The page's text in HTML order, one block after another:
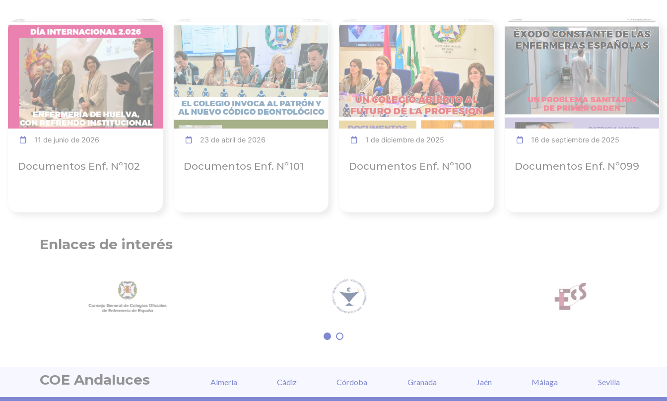
11 de junio de 2026
Documentos Enf. Nº102
Ver noticia
23 de abril de 2026
Documentos Enf. Nº101
Ver noticia
1 de diciembre de 2025
Documentos Enf. Nº100
Ver noticia
16 de septiembre de 2025
Documentos Enf. Nº099
Ver noticia
Enlaces de interés
COE Andaluces Almería Cádiz Córdoba Granada Jaén Málaga Sevilla